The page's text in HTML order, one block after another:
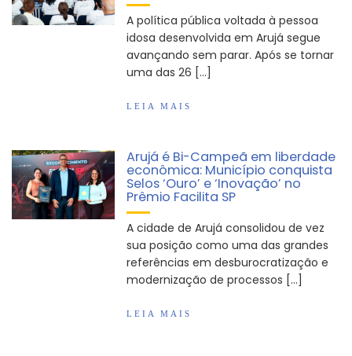
com participação em Sessão Simulada
CONDEMAT+ e Sesc Mogi das Cruzes
promovem palestra sobre diversidade e inclusão no
A política pública voltada à pessoa
idosa desenvolvida em Arujá segue
avançando sem parar. Após se tornar
uma das 26 […]
LEIA MAIS
Arujá é Bi-Campeã em liberdade
econômica: Município conquista
Selos ‘Ouro’ e ‘Inovação’ no
Prêmio Facilita SP
A cidade de Arujá consolidou de vez
sua posição como uma das grandes
referências em desburocratização e
modernização de processos […]
LEIA MAIS